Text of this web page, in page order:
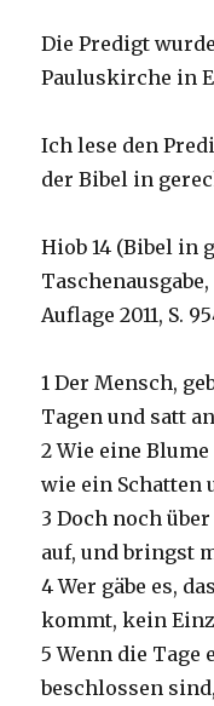
Die Predigt
Pauluskirche in
Ich lese den
der Bibel in
Hiob 14 (Bibel in
Auflage 2011, S.
1 Der Mensch,
Tagen und satt
2 Wie eine
wie ein Schatten
3 Doch noch
auf, und bringst
4 Wer gäbe es,
kommt, kein
5 Wenn die Tage
beschlossen